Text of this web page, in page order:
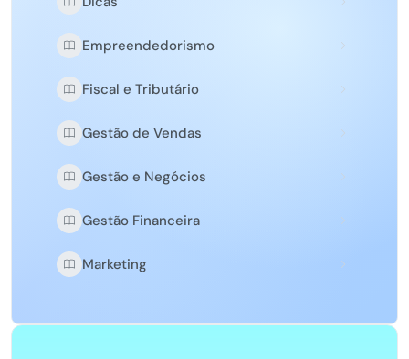
Empreendedorismo
Fiscal e Tributário
Gestão de Vendas
Gestão e Negócios
Gestão Financeira
Marketing